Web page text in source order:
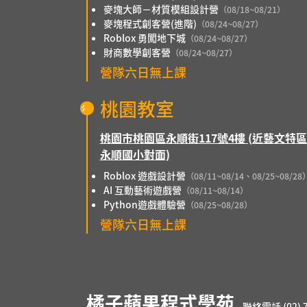
麥塊大師－材質模組設計營 （08/18~08/21）
麥塊程式創客營(進階) （08/24~08/27）
Roblox 勇闖地下城（08/24~08/27）
財商數學創客營 （08/24~08/27）
營隊六日無上課
桃園教室
桃園市桃園區永順街117號4樓 (近藝文特區
永順國小對面)
Roblox 遊戲設計營 （08/11~08/14、08/25~08/28）
AI 互動藝術遊戲營 （08/11~08/14）
Python遊戲體驗營 （08/25~08/28）
營隊六日無上課